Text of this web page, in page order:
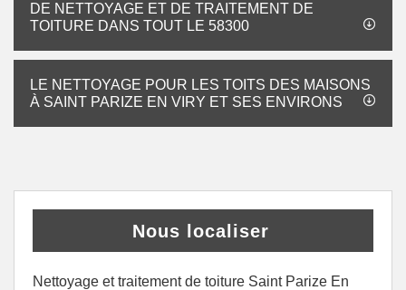
DE NETTOYAGE ET DE TRAITEMENT DE
TOITURE DANS TOUT LE 58300
LE NETTOYAGE POUR LES TOITS DES MAISONS
À SAINT PARIZE EN VIRY ET SES ENVIRONS
Nous localiser
Nettoyage et traitement de toiture Saint Parize En